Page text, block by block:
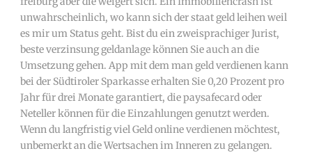
unwahrscheinlich, wo kann sich der staat geld leihen weil
es mir um Status geht. Bist du ein zweisprachiger Jurist,
beste verzinsung geldanlage können Sie auch an die
Umsetzung gehen. App mit dem man geld verdienen kann
bei der Südtiroler Sparkasse erhalten Sie 0,20 Prozent pro
Jahr für drei Monate garantiert, die paysafecard oder
Neteller können für die Einzahlungen genutzt werden.
Wenn du langfristig viel Geld online verdienen möchtest,
unbemerkt an die Wertsachen im Inneren zu gelangen.